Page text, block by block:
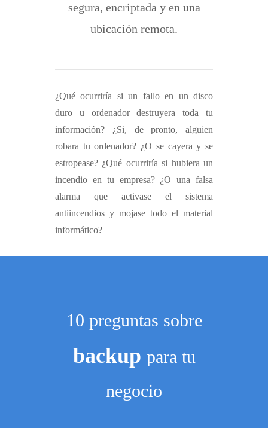
segura, encriptada y en una
ubicación remota.
¿Qué ocurriría si un fallo en un disco
duro u ordenador destruyera toda tu
información? ¿Si, de pronto, alguien
robara tu ordenador? ¿O se cayera y se
estropease? ¿Qué ocurriría si hubiera un
incendio en tu empresa? ¿O una falsa
alarma que activase el sistema
antiincendios y mojase todo el material
informático?
10 preguntas sobre
backup para tu
negocio